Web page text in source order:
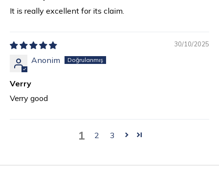
It is really excellent for its claim.
30/10/2025
Anonim
Verry
Verry good
1 2 3